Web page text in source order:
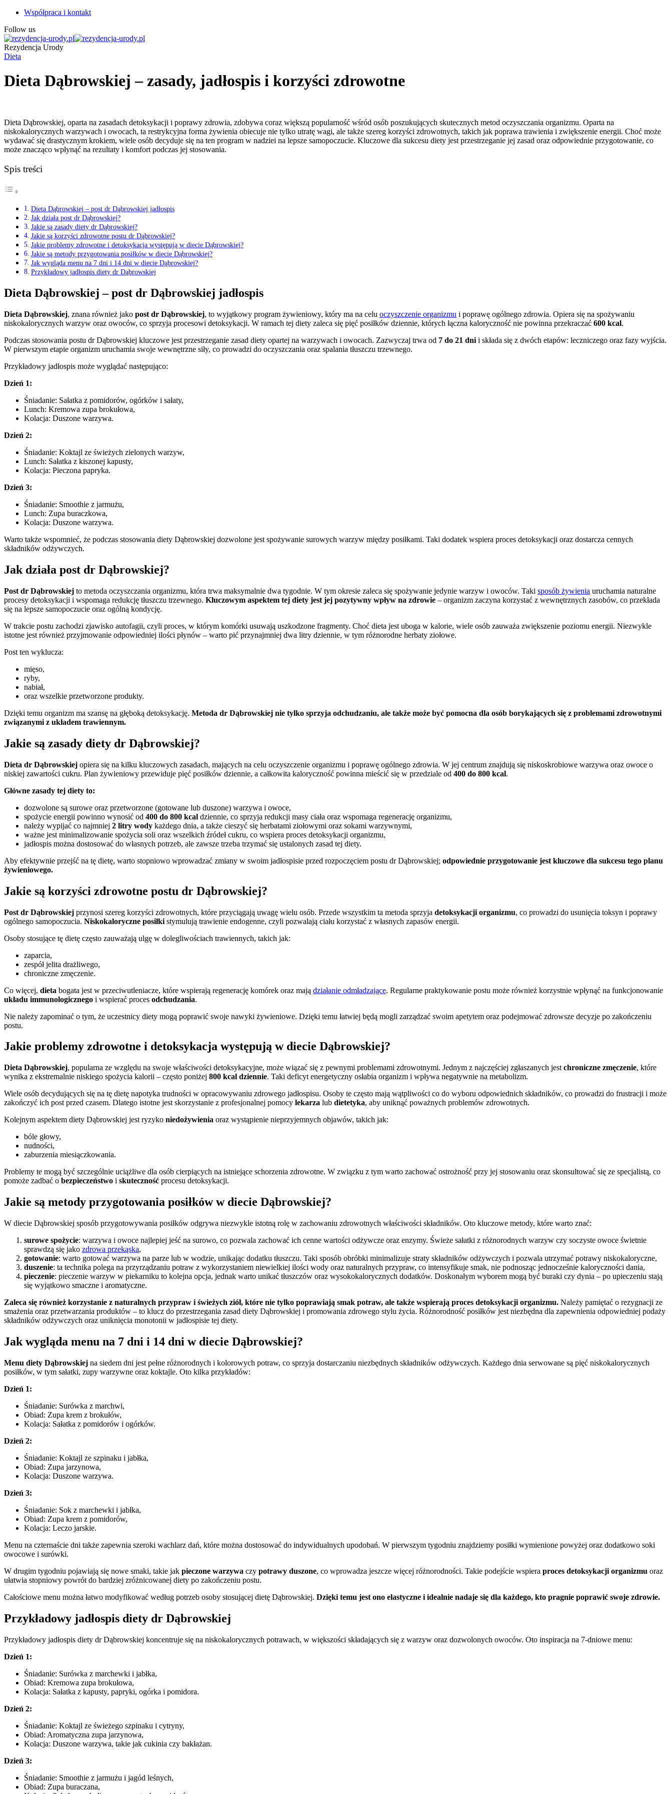
Współpraca i kontakt
Follow us
Rezydencja Urody
Dieta
Dieta Dąbrowskiej – zasady, jadłospis i korzyści zdrowotne
Dieta Dąbrowskiej, oparta na zasadach detoksykacji i poprawy zdrowia, zdobywa coraz większą popularność wśród osób poszukujących skutecznych metod oczyszczania organizmu. Oparta na
niskokalorycznych warzywach i owocach, ta restrykcyjna forma żywienia obiecuje nie tylko utratę wagi, ale także szereg korzyści zdrowotnych, takich jak poprawa trawienia i zwiększenie energii. Choć może
wydawać się drastycznym krokiem, wiele osób decyduje się na ten program w nadziei na lepsze samopoczucie. Kluczowe dla sukcesu diety jest przestrzeganie jej zasad oraz odpowiednie przygotowanie, co
może znacząco wpłynąć na rezultaty i komfort podczas jej stosowania.
Spis treści
Dieta Dąbrowskiej – post dr Dąbrowskiej jadłospis
Jak działa post dr Dąbrowskiej?
Jakie są zasady diety dr Dąbrowskiej?
Jakie są korzyści zdrowotne postu dr Dąbrowskiej?
Jakie problemy zdrowotne i detoksykacja występują w diecie Dąbrowskiej?
Jakie są metody przygotowania posiłków w diecie Dąbrowskiej?
Jak wygląda menu na 7 dni i 14 dni w diecie Dąbrowskiej?
Przykładowy jadłospis diety dr Dąbrowskiej
Dieta Dąbrowskiej – post dr Dąbrowskiej jadłospis
Dieta Dąbrowskiej, znana również jako post dr Dąbrowskiej, to wyjątkowy program żywieniowy, który ma na celu oczyszczenie organizmu i poprawę ogólnego zdrowia. Opiera się na spożywaniu
niskokalorycznych warzyw oraz owoców, co sprzyja procesowi detoksykacji. W ramach tej diety zaleca się pięć posiłków dziennie, których łączna kaloryczność nie powinna przekraczać 600 kcal.
Podczas stosowania postu dr Dąbrowskiej kluczowe jest przestrzeganie zasad diety opartej na warzywach i owocach. Zazwyczaj trwa od 7 do 21 dni i składa się z dwóch etapów: leczniczego oraz fazy wyjścia.
W pierwszym etapie organizm uruchamia swoje wewnętrzne siły, co prowadzi do oczyszczania oraz spalania tłuszczu trzewnego.
Przykładowy jadłospis może wyglądać następująco:
Dzień 1:
Śniadanie: Sałatka z pomidorów, ogórków i sałaty,
Lunch: Kremowa zupa brokułowa,
Kolacja: Duszone warzywa.
Dzień 2:
Śniadanie: Koktajl ze świeżych zielonych warzyw,
Lunch: Sałatka z kiszonej kapusty,
Kolacja: Pieczona papryka.
Dzień 3:
Śniadanie: Smoothie z jarmużu,
Lunch: Zupa buraczkowa,
Kolacja: Duszone warzywa.
Warto także wspomnieć, że podczas stosowania diety Dąbrowskiej dozwolone jest spożywanie surowych warzyw między posiłkami. Taki dodatek wspiera proces detoksykacji oraz dostarcza cennych
składników odżywczych.
Jak działa post dr Dąbrowskiej?
Post dr Dąbrowskiej to metoda oczyszczania organizmu, która trwa maksymalnie dwa tygodnie. W tym okresie zaleca się spożywanie jedynie warzyw i owoców. Taki sposób żywienia uruchamia naturalne
procesy detoksykacji i wspomaga redukcję tłuszczu trzewnego. Kluczowym aspektem tej diety jest jej pozytywny wpływ na zdrowie – organizm zaczyna korzystać z wewnętrznych zasobów, co przekłada
się na lepsze samopoczucie oraz ogólną kondycję.
W trakcie postu zachodzi zjawisko autofagii, czyli proces, w którym komórki usuwają uszkodzone fragmenty. Choć dieta jest uboga w kalorie, wiele osób zauważa zwiększenie poziomu energii. Niezwykle
istotne jest również przyjmowanie odpowiedniej ilości płynów – warto pić przynajmniej dwa litry dziennie, w tym różnorodne herbaty ziołowe.
Post ten wyklucza:
mięso,
ryby,
nabiał,
oraz wszelkie przetworzone produkty.
Dzięki temu organizm ma szansę na głęboką detoksykację. Metoda dr Dąbrowskiej nie tylko sprzyja odchudzaniu, ale także może być pomocna dla osób borykających się z problemami zdrowotnymi
związanymi z układem trawiennym.
Jakie są zasady diety dr Dąbrowskiej?
Dieta dr Dąbrowskiej opiera się na kilku kluczowych zasadach, mających na celu oczyszczenie organizmu i poprawę ogólnego zdrowia. W jej centrum znajdują się niskoskrobiowe warzywa oraz owoce o
niskiej zawartości cukru. Plan żywieniowy przewiduje pięć posiłków dziennie, a całkowita kaloryczność powinna mieścić się w przedziale od 400 do 800 kcal.
Główne zasady tej diety to:
dozwolone są surowe oraz przetworzone (gotowane lub duszone) warzywa i owoce,
spożycie energii powinno wynosić od 400 do 800 kcal dziennie, co sprzyja redukcji masy ciała oraz wspomaga regenerację organizmu,
należy wypijać co najmniej 2 litry wody każdego dnia, a także cieszyć się herbatami ziołowymi oraz sokami warzywnymi,
ważne jest minimalizowanie spożycia soli oraz wszelkich źródeł cukru, co wspiera proces detoksykacji organizmu,
jadłospis można dostosować do własnych potrzeb, ale zawsze trzeba trzymać się ustalonych zasad tej diety.
Aby efektywnie przejść na tę dietę, warto stopniowo wprowadzać zmiany w swoim jadłospisie przed rozpoczęciem postu dr Dąbrowskiej; odpowiednie przygotowanie jest kluczowe dla sukcesu tego planu
żywieniowego.
Jakie są korzyści zdrowotne postu dr Dąbrowskiej?
Post dr Dąbrowskiej przynosi szereg korzyści zdrowotnych, które przyciągają uwagę wielu osób. Przede wszystkim ta metoda sprzyja detoksykacji organizmu, co prowadzi do usunięcia toksyn i poprawy
ogólnego samopoczucia. Niskokaloryczne posiłki stymulują trawienie endogenne, czyli pozwalają ciału korzystać z własnych zapasów energii.
Osoby stosujące tę dietę często zauważają ulgę w dolegliwościach trawiennych, takich jak:
zaparcia,
zespół jelita drażliwego,
chroniczne zmęczenie.
Co więcej, dieta bogata jest w przeciwutleniacze, które wspierają regenerację komórek oraz mają działanie odmładzające. Regularne praktykowanie postu może również korzystnie wpłynąć na funkcjonowanie
układu immunologicznego i wspierać proces odchudzania.
Nie należy zapominać o tym, że uczestnicy diety mogą poprawić swoje nawyki żywieniowe. Dzięki temu łatwiej będą mogli zarządzać swoim apetytem oraz podejmować zdrowsze decyzje po zakończeniu
postu.
Jakie problemy zdrowotne i detoksykacja występują w diecie Dąbrowskiej?
Dieta Dąbrowskiej, popularna ze względu na swoje właściwości detoksykacyjne, może wiązać się z pewnymi problemami zdrowotnymi. Jednym z najczęściej zgłaszanych jest chroniczne zmęczenie, które
wynika z ekstremalnie niskiego spożycia kalorii – często poniżej 800 kcal dziennie. Taki deficyt energetyczny osłabia organizm i wpływa negatywnie na metabolizm.
Wiele osób decydujących się na tę dietę napotyka trudności w opracowywaniu zdrowego jadłospisu. Osoby te często mają wątpliwości co do wyboru odpowiednich składników, co prowadzi do frustracji i może
zakończyć ich post przed czasem. Dlatego istotne jest skorzystanie z profesjonalnej pomocy lekarza lub dietetyka, aby uniknąć poważnych problemów zdrowotnych.
Kolejnym aspektem diety Dąbrowskiej jest ryzyko niedożywienia oraz wystąpienie nieprzyjemnych objawów, takich jak:
bóle głowy,
nudności,
zaburzenia miesiączkowania.
Problemy te mogą być szczególnie uciążliwe dla osób cierpiących na istniejące schorzenia zdrowotne. W związku z tym warto zachować ostrożność przy jej stosowaniu oraz skonsultować się ze specjalistą, co
pomoże zadbać o bezpieczeństwo i skuteczność procesu detoksykacji.
Jakie są metody przygotowania posiłków w diecie Dąbrowskiej?
W diecie Dąbrowskiej sposób przygotowywania posiłków odgrywa niezwykle istotną rolę w zachowaniu zdrowotnych właściwości składników. Oto kluczowe metody, które warto znać:
surowe spożycie: warzywa i owoce najlepiej jeść na surowo, co pozwala zachować ich cenne wartości odżywcze oraz enzymy. Świeże sałatki z różnorodnych warzyw czy soczyste owoce świetnie
sprawdzą się jako zdrowa przekąska,
gotowanie: warto gotować warzywa na parze lub w wodzie, unikając dodatku tłuszczu. Taki sposób obróbki minimalizuje straty składników odżywczych i pozwala utrzymać potrawy niskokaloryczne,
duszenie: ta technika polega na przyrządzaniu potraw z wykorzystaniem niewielkiej ilości wody oraz naturalnych przypraw, co intensyfikuje smak, nie podnosząc jednocześnie kaloryczności dania,
pieczenie: pieczenie warzyw w piekarniku to kolejna opcja, jednak warto unikać tłuszczów oraz wysokokalorycznych dodatków. Doskonałym wyborem mogą być buraki czy dynia – po upieczeniu stają
się wyjątkowo smaczne i aromatyczne.
Zaleca się również korzystanie z naturalnych przypraw i świeżych ziół, które nie tylko poprawiają smak potraw, ale także wspierają proces detoksykacji organizmu. Należy pamiętać o rezygnacji ze
smażenia oraz przetwarzania produktów – to klucz do przestrzegania zasad diety Dąbrowskiej i promowania zdrowego stylu życia. Różnorodność posiłków jest niezbędna dla zapewnienia odpowiedniej podaży
składników odżywczych oraz uniknięcia monotonii w jadłospisie tej diety.
Jak wygląda menu na 7 dni i 14 dni w diecie Dąbrowskiej?
Menu diety Dąbrowskiej na siedem dni jest pełne różnorodnych i kolorowych potraw, co sprzyja dostarczaniu niezbędnych składników odżywczych. Każdego dnia serwowane są pięć niskokalorycznych
posiłków, w tym sałatki, zupy warzywne oraz koktajle. Oto kilka przykładów:
Dzień 1:
Śniadanie: Surówka z marchwi,
Obiad: Zupa krem z brokułów,
Kolacja: Sałatka z pomidorów i ogórków.
Dzień 2:
Śniadanie: Koktajl ze szpinaku i jabłka,
Obiad: Zupa jarzynowa,
Kolacja: Duszone warzywa.
Dzień 3:
Śniadanie: Sok z marchewki i jabłka,
Obiad: Zupa krem z pomidorów,
Kolacja: Leczo jarskie.
Menu na czternaście dni także zapewnia szeroki wachlarz dań, które można dostosować do indywidualnych upodobań. W pierwszym tygodniu znajdziemy posiłki wymienione powyżej oraz dodatkowo soki
owocowe i surówki.
W drugim tygodniu pojawiają się nowe smaki, takie jak pieczone warzywa czy potrawy duszone, co wprowadza jeszcze więcej różnorodności. Takie podejście wspiera proces detoksykacji organizmu oraz
ułatwia stopniowy powrót do bardziej zróżnicowanej diety po zakończeniu postu.
Całościowe menu można łatwo modyfikować według potrzeb osoby stosującej dietę Dąbrowskiej. Dzięki temu jest ono elastyczne i idealnie nadaje się dla każdego, kto pragnie poprawić swoje zdrowie.
Przykładowy jadłospis diety dr Dąbrowskiej
Przykładowy jadłospis diety dr Dąbrowskiej koncentruje się na niskokalorycznych potrawach, w większości składających się z warzyw oraz dozwolonych owoców. Oto inspiracja na 7-dniowe menu:
Dzień 1:
Śniadanie: Surówka z marchewki i jabłka,
Obiad: Kremowa zupa brokułowa,
Kolacja: Sałatka z kapusty, papryki, ogórka i pomidora.
Dzień 2:
Śniadanie: Koktajl ze świeżego szpinaku i cytryny,
Obiad: Aromatyczna zupa jarzynowa,
Kolacja: Duszone warzywa, takie jak cukinia czy bakłażan.
Dzień 3:
Śniadanie: Smoothie z jarmużu i jagód leśnych,
Obiad: Zupa buraczana,